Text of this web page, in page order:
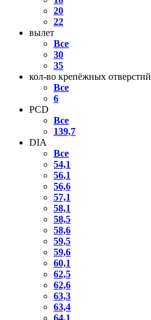
20
22
вылет
Все
30
35
кол-во крепёжных отверстий
Все
6
PCD
Все
139,7
DIA
Все
54,1
56,1
56,6
57,1
58,1
58,5
58,6
59,5
59,6
60,1
62,5
62,6
63,3
63,4